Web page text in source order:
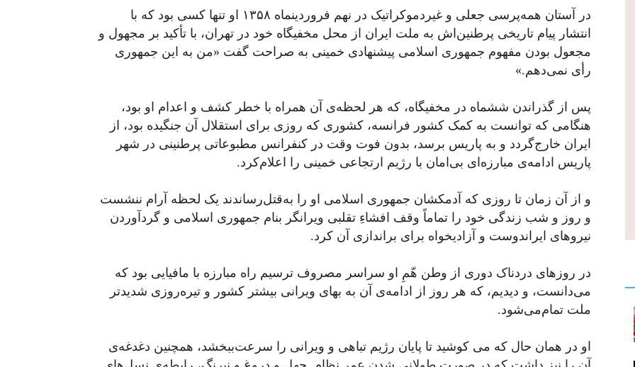
در آستان همه‌پرسی جعلی و غیردموکراتیک در نهم فروردینماه ۱۳۵۸ او تنها کسی بود که با
انتشار پیام تاریخی‌ پرطنین‌اش به ملت ایران از محل مخفیگاه خود در تهران، با تأکید بر مجهول و
مجعول بودن مفهوم جمهوری اسلامی پیشنهادی خمینی به صراحت گفت «من به این جمهوری
رأی نمی‌دهم.»
پس از گذراندن ششماه در مخفیگاه، که هر لحظه‌ی آن همراه با خطر کشف و اعدام او بود،
هنگامی که توانست به کمک کشور فرانسه، کشوری که روزی برای استقلال آن جنگیده بود، از
ایران خارج‌گردد و به پاریس برسد، بدون فوت وقت در کنفرانس مطبوعاتی پرطنینی در شهر
پاریس ادامه‌ی مبارزه‌ای بی‌امان با رژیم ارتجاعی خمینی را اعلام‌کرد.
و از آن زمان تا روزی که آدمکشان جمهوری اسلامی او را به‌قتل‌رساندند یک لحظه آرام ننشست
و روز و شب زندگی خود را تماماً وقف افشاءِ تقلبی ویرانگر بنام جمهوری اسلامی و گردآوردن
نیروهای ایراندوست و آزادیخواه برای براندازی آن کرد.
در روزهای دردناک دوری از وطن هّمِ او سراسر مصروف ترسیم راه مبارزه با مافیایی بود که
می‌دانست، و دیدیم، که هر روز از ادامه‌ی آن به بهای ویرانی بیشتر کشور و تیره‌روزی شدیدتر
ملت تمام‌می‌شود.
او در همان حال که می کوشید تا پایان رژیم تباهی و ویرانی را سرعت‌ببخشد، همچنین دغدغه‌ی